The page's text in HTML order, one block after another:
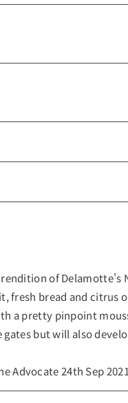
of Delamotte's
fresh bread and citrus
a pretty pinpoint
but will also
Advocate 24th Sep